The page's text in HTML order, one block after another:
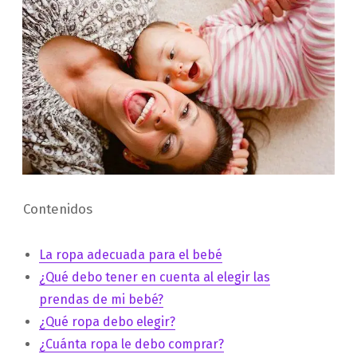
Contenidos
La ropa adecuada para el bebé
¿Qué debo tener en cuenta al elegir las
prendas de mi bebé?
¿Qué ropa debo elegir?
¿Cuánta ropa le debo comprar?